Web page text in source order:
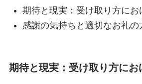
期待と現実：受け取り方にお
感謝の気持ちと適切なお礼の
期待と現実：受け取り方にお